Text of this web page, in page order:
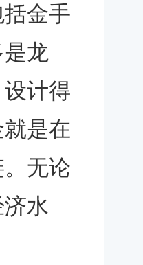
金手
龙
计得
是在
无论
水